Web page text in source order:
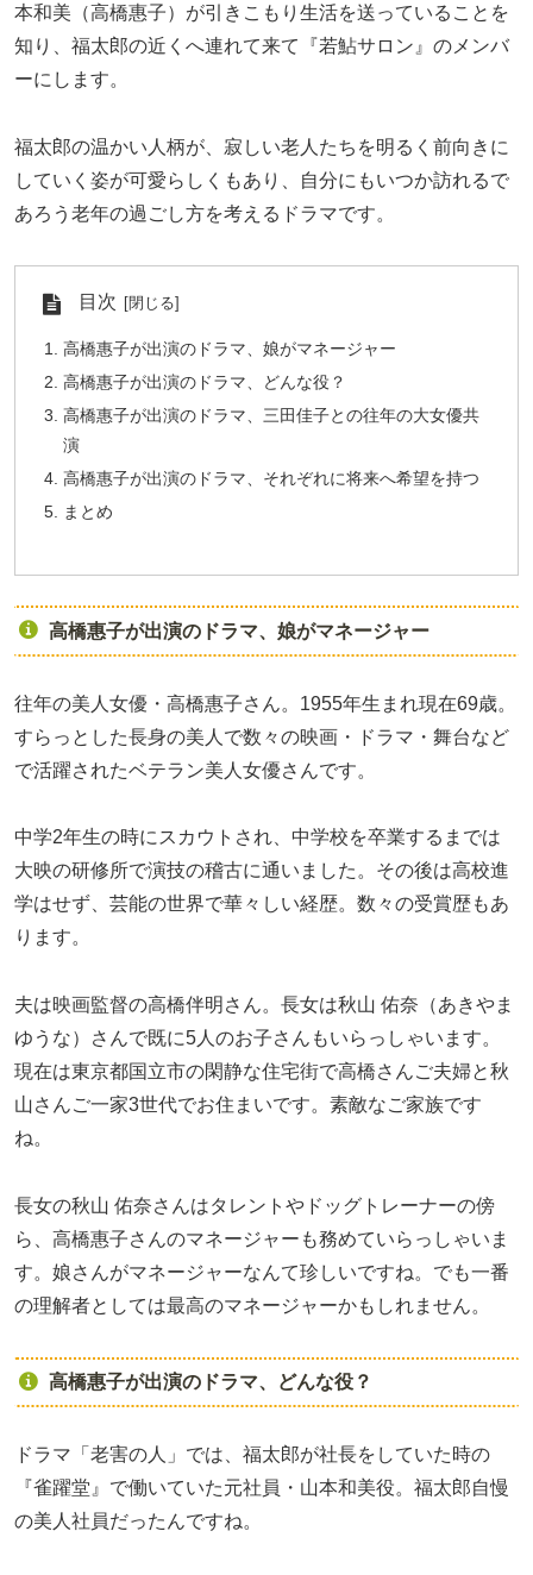
本和美（高橋惠子）が引きこもり生活を送っていることを
知り、福太郎の近くへ連れて来て『若鮎サロン』のメンバ
ーにします。
福太郎の温かい人柄が、寂しい老人たちを明るく前向きに
していく姿が可愛らしくもあり、自分にもいつか訪れるで
あろう老年の過ごし方を考えるドラマです。
目次
高橋惠子が出演のドラマ、娘がマネージャー
高橋惠子が出演のドラマ、どんな役？
高橋惠子が出演のドラマ、三田佳子との往年の大女優共
演
高橋惠子が出演のドラマ、それぞれに将来へ希望を持つ
まとめ
高橋惠子が出演のドラマ、娘がマネージャー
往年の美人女優・高橋惠子さん。1955年生まれ現在69歳。
すらっとした長身の美人で数々の映画・ドラマ・舞台など
で活躍されたベテラン美人女優さんです。
中学2年生の時にスカウトされ、中学校を卒業するまでは
大映の研修所で演技の稽古に通いました。その後は高校進
学はせず、芸能の世界で華々しい経歴。数々の受賞歴もあ
ります。
夫は映画監督の高橋伴明さん。長女は秋山 佑奈（あきやま
ゆうな）さんで既に5人のお子さんもいらっしゃいます。
現在は東京都国立市の閑静な住宅街で高橋さんご夫婦と秋
山さんご一家3世代でお住まいです。素敵なご家族です
ね。
長女の秋山 佑奈さんはタレントやドッグトレーナーの傍
ら、高橋惠子さんのマネージャーも務めていらっしゃいま
す。娘さんがマネージャーなんて珍しいですね。でも一番
の理解者としては最高のマネージャーかもしれません。
高橋惠子が出演のドラマ、どんな役？
ドラマ「老害の人」では、福太郎が社長をしていた時の
『雀躍堂』で働いていた元社員・山本和美役。福太郎自慢
の美人社員だったんですね。